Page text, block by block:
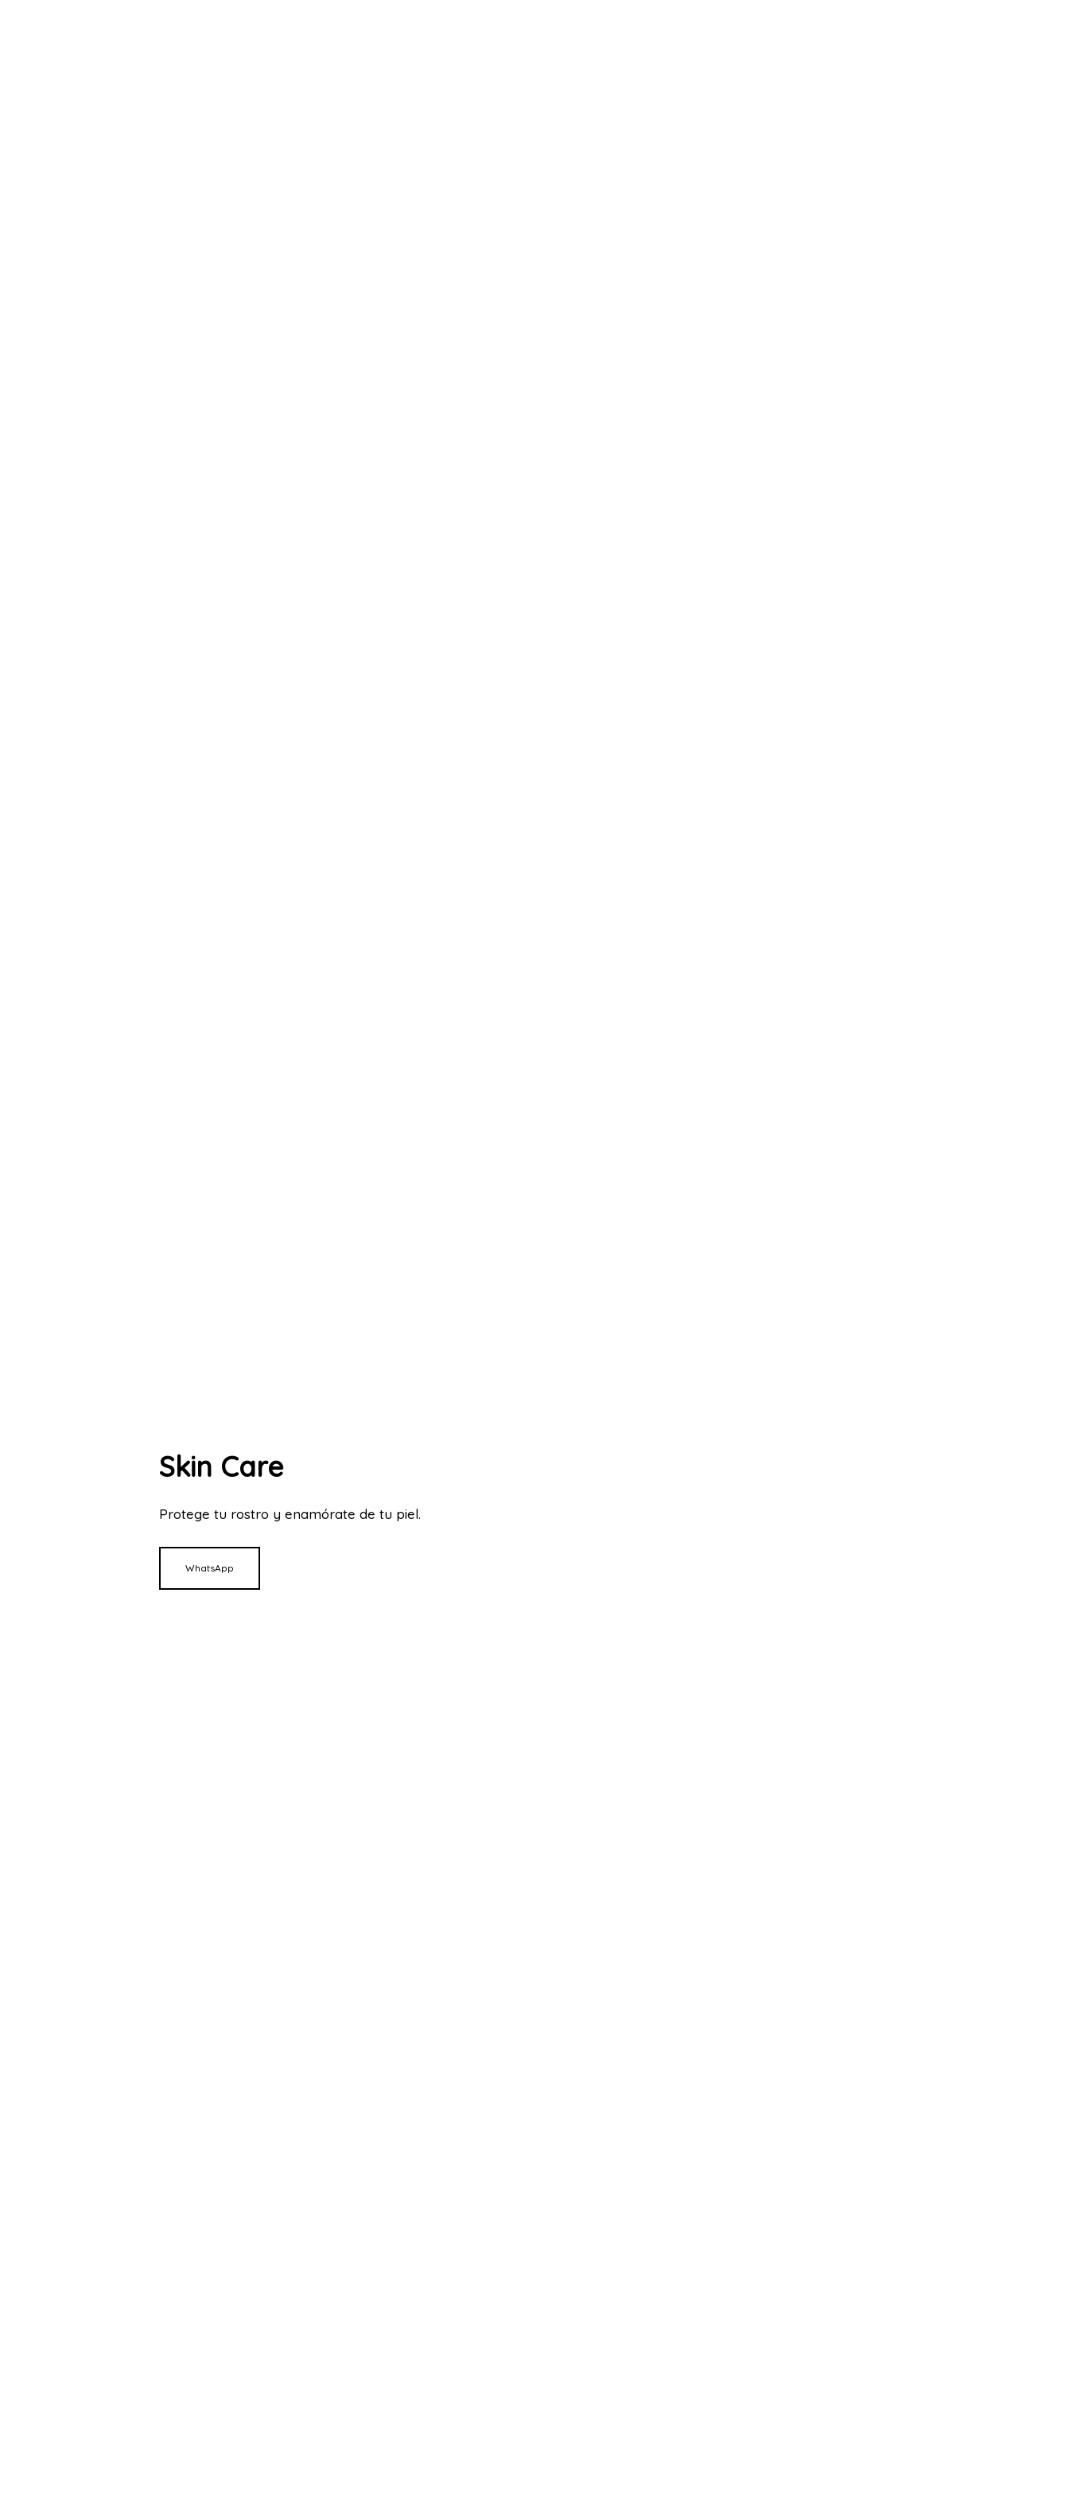
Skin Care
Protege tu rostro y enamórate de tu piel.
WhatsApp